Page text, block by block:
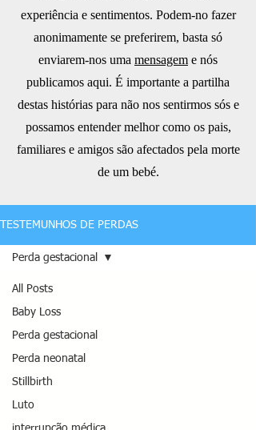
experiência e sentimentos. Podem-no fazer
anonimamente se preferirem, basta só
enviarem-nos uma mensagem e nós
publicamos aqui. É importante a partilha
destas histórias para não nos sentirmos sós e
possamos entender melhor como os pais,
familiares e amigos são afectados pela morte
de um bebé.
TESTEMUNHOS DE PERDAS
All Posts
Baby Loss
Perda gestacional
Perda neonatal
Stillbirth
Luto
Perda gestacional